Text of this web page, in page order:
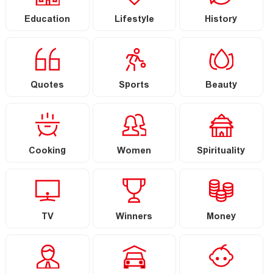
Education Lifestyle History
Quotes Sports Beauty
Cooking Women Spirituality
TV Winners Money